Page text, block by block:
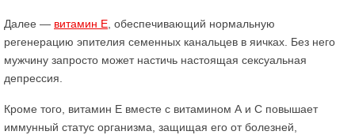
Далее — витамин Е , обеспечивающий нормальную
регенерацию эпителия семенных канальцев в яичках. Без него
мужчину запросто может настичь настоящая сексуальная
депрессия.
Кроме того, витамин Е вместе с витамином А и С повышает
иммунный статус организма, защищая его от болезней,